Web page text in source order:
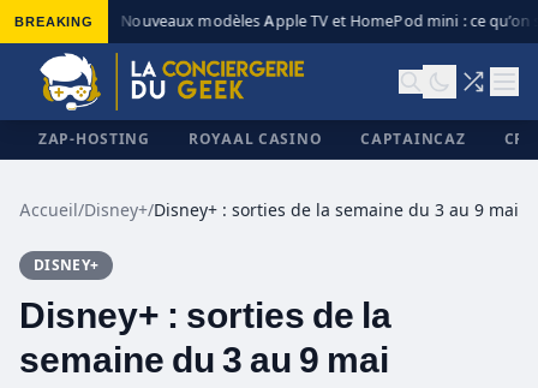
BREAKING Nouveaux modèles Apple TV et HomePod mini : ce qu’on
ZAP-HOSTING ROYAAL CASINO CAPTAINCAZ
Accueil/Disney+/Disney+ : sorties de la semaine du 3 au 9 mai
DISNEY+
Disney+ : sorties de la
semaine du 3 au 9 mai